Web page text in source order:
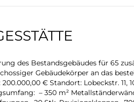
des Bestandsgebäudes für 65
Gebäudekörper an das
200.000,00 € Standort: Lobeckstr.
– 350 m²